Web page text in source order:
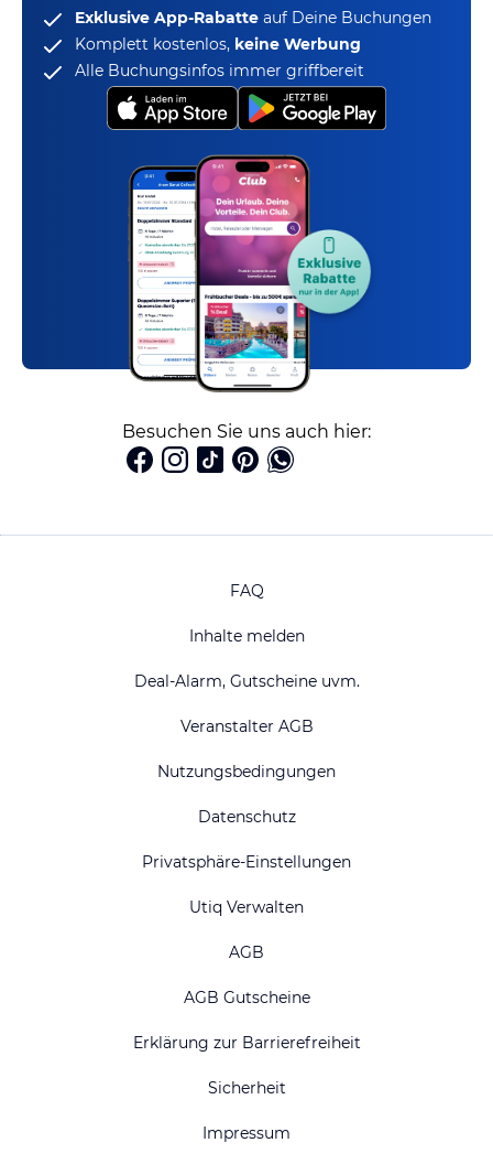
Exklusive App-Rabatte auf Deine Buchungen
Komplett kostenlos, keine Werbung
Alle Buchungsinfos immer griffbereit
Besuchen Sie uns auch hier:
FAQ
Inhalte melden
Deal-Alarm, Gutscheine uvm.
Veranstalter AGB
Nutzungsbedingungen
Datenschutz
Privatsphäre-Einstellungen
Utiq Verwalten
AGB
AGB Gutscheine
Erklärung zur Barrierefreiheit
Sicherheit
Impressum